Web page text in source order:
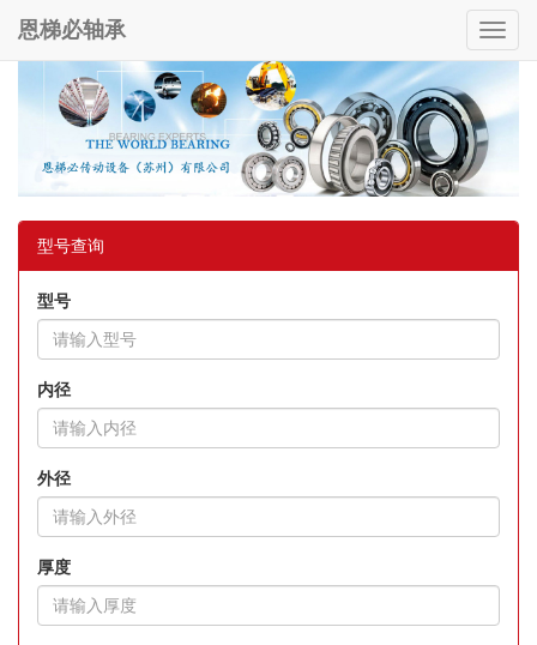
恩梯必轴承
型号查询
型号
内径
外径
厚度